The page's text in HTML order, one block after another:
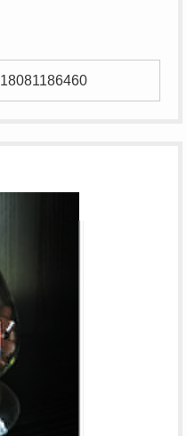
18081186460